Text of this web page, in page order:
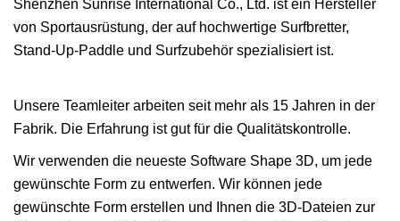
Shenzhen Sunrise International Co., Ltd. ist ein Hersteller
von Sportausrüstung, der auf hochwertige Surfbretter,
Stand-Up-Paddle und Surfzubehör spezialisiert ist.
Unsere Teamleiter arbeiten seit mehr als 15 Jahren in der
Fabrik. Die Erfahrung ist gut für die Qualitätskontrolle.
Wir verwenden die neueste Software Shape 3D, um jede
gewünschte Form zu entwerfen. Wir können jede
gewünschte Form erstellen und Ihnen die 3D-Dateien zur